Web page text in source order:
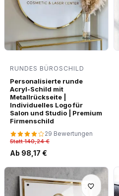
RUNDES BÜROSCHILD
Personalisierte runde
Acryl-Schild mit
Metallrückseite |
Individuelles Logo für
Salon und Studio | Premium
Firmenschild
29 Bewertungen
Statt 140,24 €
Ab 98,17 €